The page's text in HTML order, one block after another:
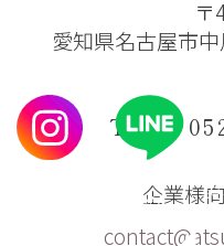
〒
愛知県名古屋市
TEL：
企業様